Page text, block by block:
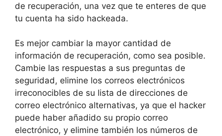
de recuperación, una vez que te enteres de que
tu cuenta ha sido hackeada.
Es mejor cambiar la mayor cantidad de
información de recuperación, como sea posible.
Cambie las respuestas a sus preguntas de
seguridad, elimine los correos electrónicos
irreconocibles de su lista de direcciones de
correo electrónico alternativas, ya que el hacker
puede haber añadido su propio correo
electrónico, y elimine también los números de